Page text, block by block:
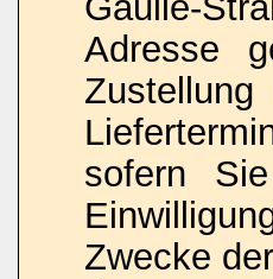
Adresse
sofern
Zwecke